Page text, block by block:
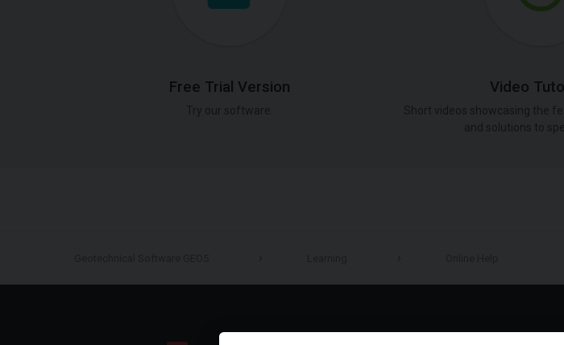
Free Trial Version Video